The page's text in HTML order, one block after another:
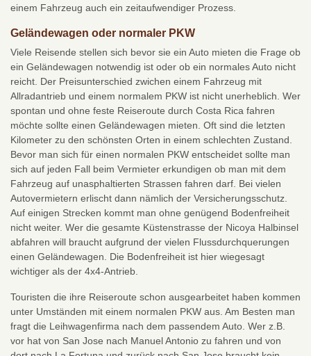
einem Fahrzeug auch ein zeitaufwendiger Prozess.
Geländewagen oder normaler PKW
Viele Reisende stellen sich bevor sie ein Auto mieten die Frage ob
ein Geländewagen notwendig ist oder ob ein normales Auto nicht
reicht. Der Preisunterschied zwichen einem Fahrzeug mit
Allradantrieb und einem normalem PKW ist nicht unerheblich. Wer
spontan und ohne feste Reiseroute durch Costa Rica fahren
möchte sollte einen Geländewagen mieten. Oft sind die letzten
Kilometer zu den schönsten Orten in einem schlechten Zustand.
Bevor man sich für einen normalen PKW entscheidet sollte man
sich auf jeden Fall beim Vermieter erkundigen ob man mit dem
Fahrzeug auf unasphaltierten Strassen fahren darf. Bei vielen
Autovermietern erlischt dann nämlich der Versicherungsschutz.
Auf einigen Strecken kommt man ohne genügend Bodenfreiheit
nicht weiter. Wer die gesamte Küstenstrasse der Nicoya Halbinsel
abfahren will braucht aufgrund der vielen Flussdurchquerungen
einen Geländewagen. Die Bodenfreiheit ist hier wiegesagt
wichtiger als der 4x4-Antrieb.
Touristen die ihre Reiseroute schon ausgearbeitet haben kommen
unter Umständen mit einem normalen PKW aus. Am Besten man
fragt die Leihwagenfirma nach dem passendem Auto. Wer z.B.
vor hat von San Jose nach Manuel Antonio zu fahren und von